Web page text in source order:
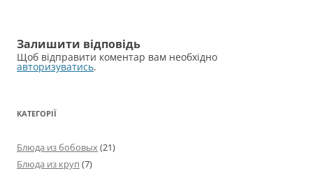
Залишити відповідь
Щоб відправити коментар вам необхідно
авторизуватись.
КАТЕГОРІЇ
Блюда из бобовых(21)
Блюда из круп (7)